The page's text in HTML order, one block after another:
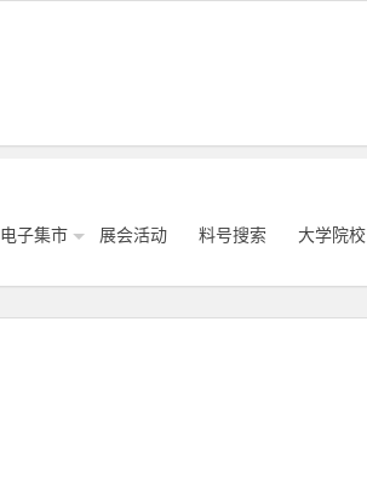
电子集市 展会活动 料号搜索 大学院校